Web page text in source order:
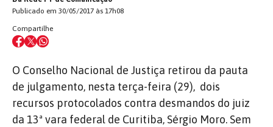
Publicado em 30/05/2017 às 17h08
Compartilhe
O Conselho Nacional de Justiça retirou da pauta
de julgamento, nesta terça-feira (29), dois
recursos protocolados contra desmandos do juiz
da 13ª vara federal de Curitiba, Sérgio Moro. Sem